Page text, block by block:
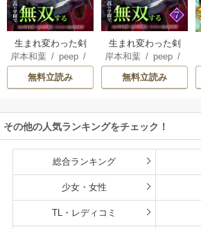
生まれ変わった剣
聖、剣士が冷遇さ
れる魔術至上主義
の学園で無双する
岸本和葉/ peep/
染野静也/
/taskey STUDI
無料立読み
生まれ変わった剣
聖、剣士が冷遇さ
れる魔術至上主義
の学園で無双する
岸本和葉/ peep/
染野静也/
/taskey STUDI
無料立読み
その他の人気ランキングをチェック！
総合ランキング
少女・女性
TL・レディコミ